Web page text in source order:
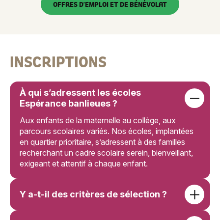
OFFRES D’EMPLOI ET DE BÉNÉVOLAT
que l’engagement est juste et tenable pour chacun.
INSCRIPTIONS
À qui s’adressent les écoles
Espérance banlieues ?
Aux enfants de la maternelle au collège, aux
parcours scolaires variés. Nos écoles, implantées
en quartier prioritaire, s’adressent à des familles
recherchant un cadre scolaire serein, bienveillant,
exigeant et attentif à chaque enfant.
Y a-t-il des critères de sélection ?
Il n’y a pas de sélection sur le niveau scolaire. La